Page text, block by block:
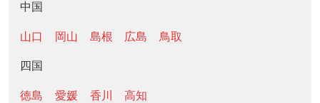
中国
山口 岡山 島根 広島 鳥取
四国
徳島 愛媛 香川 高知